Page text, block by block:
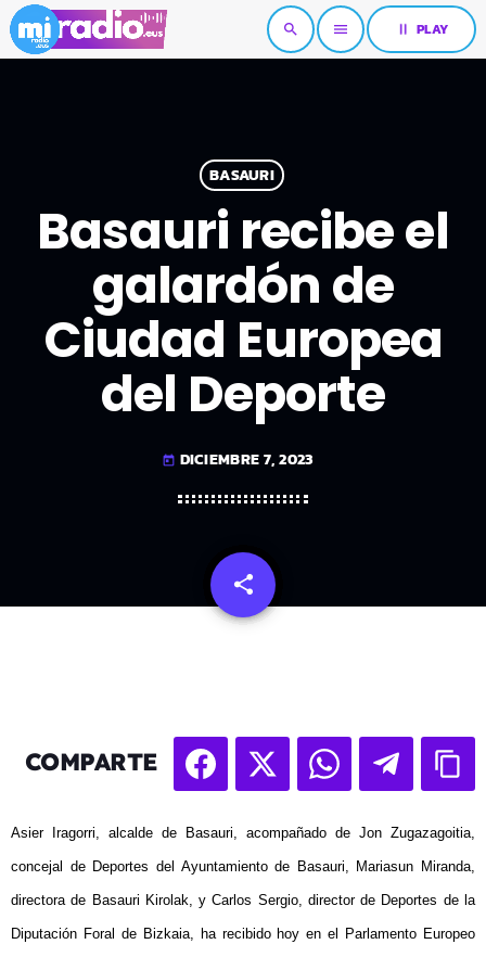
search menu pause PLAY
BASAURI
Basauri recibe el
galardón de
Ciudad Europea
del Deporte
today DICIEMBRE 7, 2023
share
email
COMPARTE
Asier Iragorri, alcalde de Basauri, acompañado de Jon Zugazagoitia,
concejal de Deportes del Ayuntamiento de Basauri, Mariasun Miranda,
directora de Basauri Kirolak, y Carlos Sergio, director de Deportes de la
Diputación Foral de Bizkaia, ha recibido hoy en el Parlamento Europeo